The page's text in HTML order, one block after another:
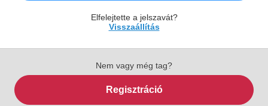
Elfelejtette a jelszavát?
Visszaállítás
Nem vagy még tag?
Regisztráció